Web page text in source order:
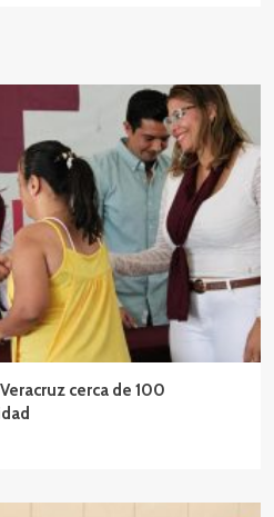
cerca de 100